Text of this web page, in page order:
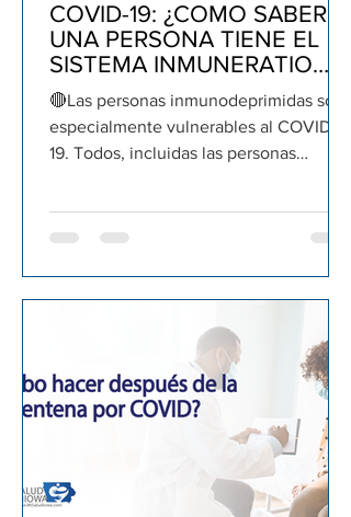
COVID-19: ¿COMO SABER SI
UNA PERSONA TIENE EL
SISTEMA INMUNERATIO
COMPROMETIDO?
🔴Las personas inmunodeprimidas son
especialmente vulnerables al COVID-
19. Todos, incluidas las personas